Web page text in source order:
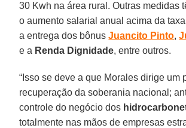
30 Kwh na área rural. Outras medidas
o aumento salarial anual acima da
a entrega dos bônusJuancito Pinto,
e a Renda Dignidade, entre outros.
“Isso se deve a que Morales dirige um
recuperação da soberania nacional;
controle do negócio dos
totalmente nas mãos de empresas